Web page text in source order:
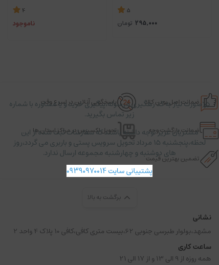
5
295,000 تومان
4
ناموجود
ضمانت اصل بودن کالا پاسخگویی آنلاین در اسرع وقت
ضمانت بازگشت وجه تحویل اکسپرس در مراکز استان ها
تضمین بهترین قیمت
برگشت به بالا
نشانی
مشهد،بولوار طبرسی جنوبی 62،بیست متری کافی،کافی 10 پلاک 4 واحد 2
ساعت کاری
همه روزه از 9 الی 13 و از 17 الی 21
در صورت نیاز به کد رهگیری مرسوله،پیگیری خرید و یا مشاوره با شماره
زیر تماس بگیرید.
مشتریان عزیز توجه داشته باشند که سفارشات ثبت شده از این
لحظه،پنجشنبه ۱۵ مرداد تحویل سرویس پستی و باربری می گردد،روز
های دوشنبه و چهارشنبه مجموعه ارسال ندارد.
پشتیبانی سایت 09390970014